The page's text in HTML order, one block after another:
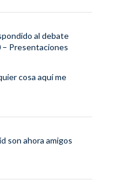
al debate
– Presentaciones
cosa aquí me
son ahora amigos